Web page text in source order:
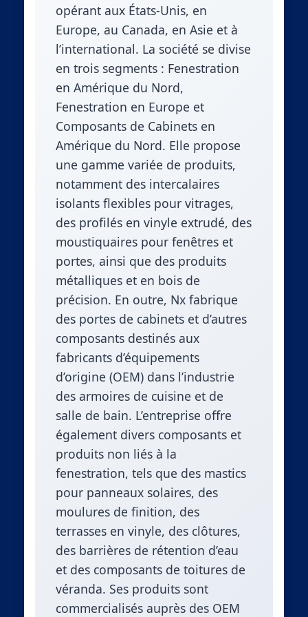
opérant aux États-Unis, en
Europe, au Canada, en Asie et à
l’international. La société se divise
en trois segments : Fenestration
en Amérique du Nord,
Fenestration en Europe et
Composants de Cabinets en
Amérique du Nord. Elle propose
une gamme variée de produits,
notamment des intercalaires
isolants flexibles pour vitrages,
des profilés en vinyle extrudé, des
moustiquaires pour fenêtres et
portes, ainsi que des produits
métalliques et en bois de
précision. En outre, Nx fabrique
des portes de cabinets et d’autres
composants destinés aux
fabricants d’équipements
d’origine (OEM) dans l’industrie
des armoires de cuisine et de
salle de bain. L’entreprise offre
également divers composants et
produits non liés à la
fenestration, tels que des mastics
pour panneaux solaires, des
moulures de finition, des
terrasses en vinyle, des clôtures,
des barrières de rétention d’eau
et des composants de toitures de
véranda. Ses produits sont
commercialisés auprès des OEM